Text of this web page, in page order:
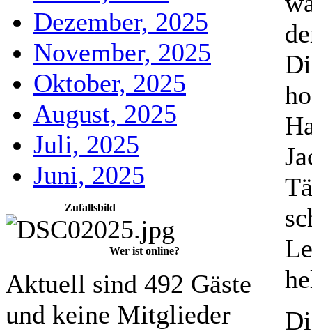
Dezember, 2025
November, 2025
Oktober, 2025
August, 2025
Juli, 2025
Juni, 2025
Zufallsbild
Wer ist online?
Aktuell sind 492 Gäste
und keine Mitglieder